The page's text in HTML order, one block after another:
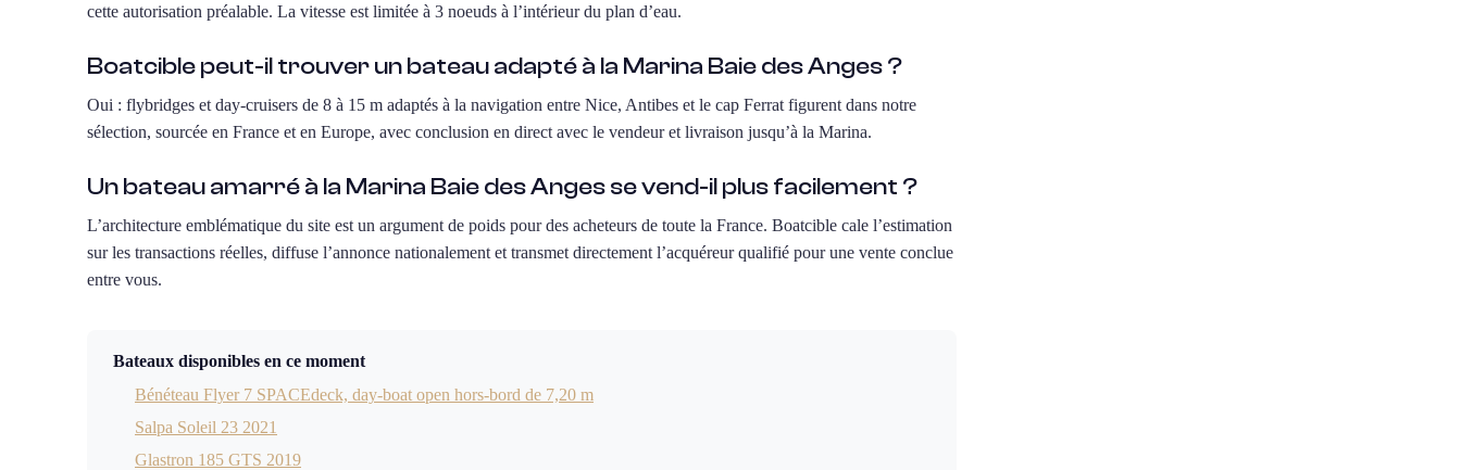
cette autorisation préalable. La vitesse est limitée à 3 noeuds à l’intérieur du plan d’eau.
Boatcible peut-il trouver un bateau adapté à la Marina Baie des Anges ?
Oui : flybridges et day-cruisers de 8 à 15 m adaptés à la navigation entre Nice, Antibes et le cap Ferrat figurent dans notre
sélection, sourcée en France et en Europe, avec conclusion en direct avec le vendeur et livraison jusqu’à la Marina.
Un bateau amarré à la Marina Baie des Anges se vend-il plus facilement ?
L’architecture emblématique du site est un argument de poids pour des acheteurs de toute la France. Boatcible cale l’estimation
sur les transactions réelles, diffuse l’annonce nationalement et transmet directement l’acquéreur qualifié pour une vente conclue
entre vous.
Bateaux disponibles en ce moment
Bénéteau Flyer 7 SPACEdeck, day-boat open hors-bord de 7,20 m
Salpa Soleil 23 2021
Glastron 185 GTS 2019